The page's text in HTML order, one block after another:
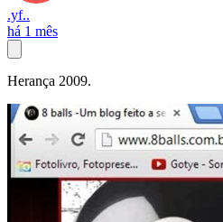
.yf..
há 1 mês
Herança 2009.